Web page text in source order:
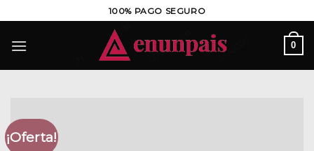
al
contenido
100% PAGO SEGURO
0
¡Oferta!